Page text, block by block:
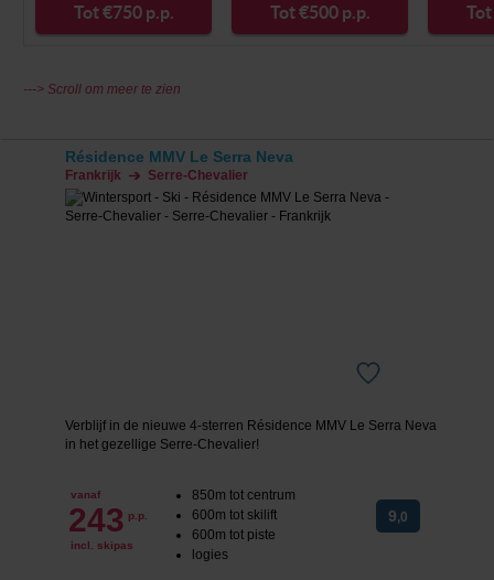
Tot €750 p.p. Tot €500 p.p.
---> Scroll om meer te zien
Résidence MMV Le Serra Neva
Frankrijk Serre-Chevalier
Verblijf in de nieuwe 4-sterren Résidence MMV Le Serra Neva
in het gezellige Serre-Chevalier!
vanaf
243 p.p.
incl. skipas
850m tot centrum
600m tot skilift
600m tot piste
logies
9,0